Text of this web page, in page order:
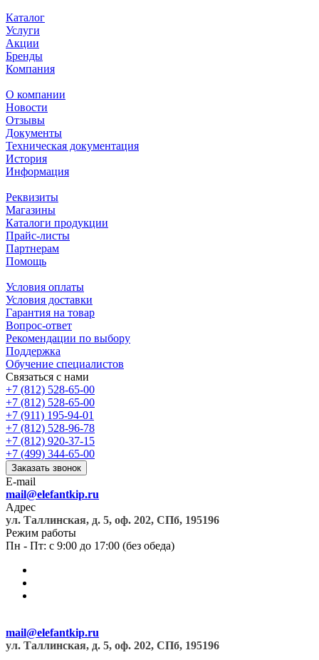
Каталог
Услуги
Акции
Бренды
Компания
О компании
Новости
Отзывы
Документы
Техническая документация
История
Информация
Реквизиты
Магазины
Каталоги продукции
Прайс-листы
Партнерам
Помощь
Условия оплаты
Условия доставки
Гарантия на товар
Вопрос-ответ
Рекомендации по выбору
Поддержка
Обучение специалистов
Связаться с нами
+7 (812) 528-65-00
+7 (812) 528-65-00
+7 (911) 195-94-01
+7 (812) 528-96-78
+7 (812) 920-37-15
+7 (499) 344-65-00
Заказать звонок
E-mail
mail@elefantkip.ru
Адрес
ул. Таллинская, д. 5, оф. 202, СПб, 195196
Режим работы
Пн - Пт: с 9:00 до 17:00 (без обеда)
mail@elefantkip.ru
ул. Таллинская, д. 5, оф. 202, СПб, 195196